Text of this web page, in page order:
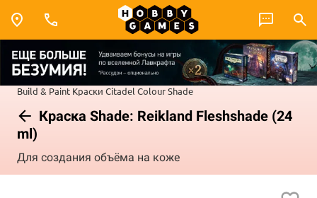
Build & Paint Краски Citadel ColourShade
Краска Shade: Reikland Fleshshade (24
ml)
Для создания объёма на коже